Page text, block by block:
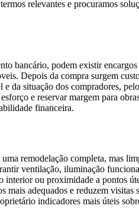
relevantes e procuramos
bancário, podem existir
Depois da compra surgem
da situação dos compradores,
e reservar margem para
financeira.
remodelação completa, mas
ventilação, iluminação
interior ou proximidade a pontos
mais adequados e reduzem visitas
indicadores mais úteis